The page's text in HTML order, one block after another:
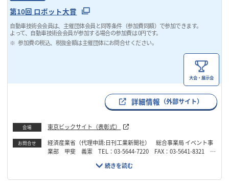
第10回 ロボット大賞
自動車技術会会員は、主催団体会員と同等条件（参加費同額）で参加できます。
よって、自動車技術会会員が参加する場合の参加費は 0円です。
参加費の税込、税抜金額は主催団体にお問合せください。
大会・展示会
詳細情報 （外部サイト）
会場 東京ビックサイト（表彰式）
お問合せ
経済産業省（代理申請:日刊工業新聞社） 総合事業局 イベント事
業部 甲斐 義憲 TEL：03-5644-7220 FAX：03-5641-8321 E